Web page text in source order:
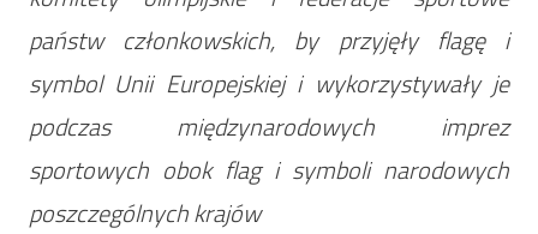
państw członkowskich, by przyjęły flagę i
symbol Unii Europejskiej i wykorzystywały je
podczas międzynarodowych imprez
sportowych obok flag i symboli narodowych
poszczególnych krajów